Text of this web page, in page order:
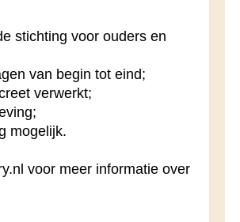
stichting voor ouders en
van begin tot eind;
verwerkt;
mogelijk.
voor meer informatie over